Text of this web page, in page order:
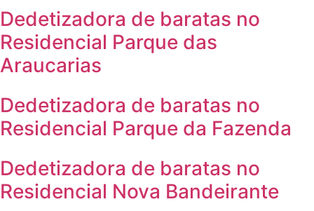
Dedetizadora de baratas no
Residencial Parque das
Araucarias
Dedetizadora de baratas no
Residencial Parque da Fazenda
Dedetizadora de baratas no
Residencial Nova Bandeirante